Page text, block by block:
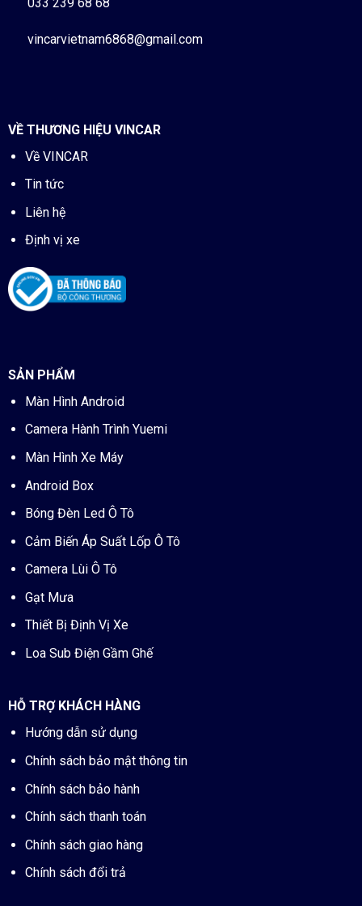
vincarvietnam6868@gmail.com
VỀ THƯƠNG HIỆU VINCAR
Về VINCAR
Tin tức
Liên hệ
Định vị xe
SẢN PHẨM
Màn Hình Android
Camera Hành Trình Yuemi
Màn Hình Xe Máy
Android Box
Bóng Đèn Led Ô Tô
Cảm Biến Áp Suất Lốp Ô Tô
Camera Lùi Ô Tô
Gạt Mưa
Thiết Bị Định Vị Xe
Loa Sub Điện Gầm Ghế
HỖ TRỢ KHÁCH HÀNG
Hướng dẫn sử dụng
Chính sách bảo mật thông tin
Chính sách bảo hành
Chính sách thanh toán
Chính sách giao hàng
Chính sách đổi trả